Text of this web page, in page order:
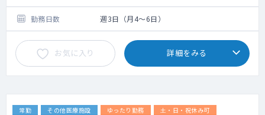
勤務日数 週3日（月4～6日）
お気に入り 詳細をみる
常勤 その他医療施設 ゆったり勤務
土・日・祝休み可